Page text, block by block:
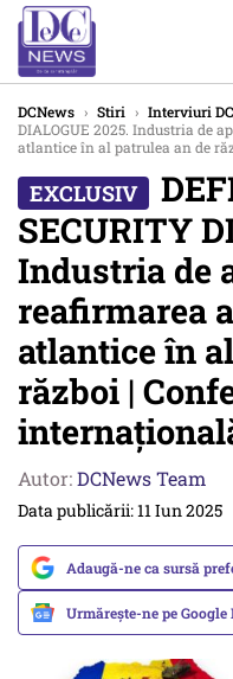
DCNews › Stiri › Interviuri
DIALOGUE 2025. Industria de
atlantice în al patrulea an de
SECURITY
Industria de
reafirmarea
atlantice în
război |
Autor:DCNews Team
Data publicării: 11 Iun 2025
Adaugă-ne ca sursă
Urmărește-ne pe Google